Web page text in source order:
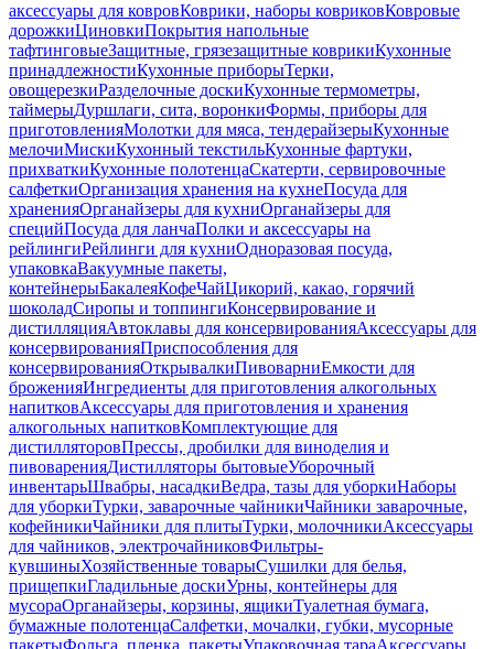
аксессуары для ковровКоврики, наборы ковриковКовровые
дорожкиЦиновкиПокрытия напольные
тафтинговыеЗащитные, грязезащитные коврикиКухонные
принадлежностиКухонные приборыТерки,
овощерезкиРазделочные доскиКухонные термометры,
таймерыДуршлаги, сита, воронкиФормы, приборы для
приготовленияМолотки для мяса, тендерайзерыКухонные
мелочиМискиКухонный текстильКухонные фартуки,
прихваткиКухонные полотенцаСкатерти, сервировочные
салфеткиОрганизация хранения на кухнеПосуда для
храненияОрганайзеры для кухниОрганайзеры для
специйПосуда для ланчаПолки и аксессуары на
рейлингиРейлинги для кухниОдноразовая посуда,
упаковкаВакуумные пакеты,
контейнерыБакалеяКофеЧайЦикорий, какао, горячий
шоколадСиропы и топпингиКонсервирование и
дистилляцияАвтоклавы для консервированияАксессуары для
консервированияПриспособления для
консервированияОткрывалкиПивоварниЕмкости для
броженияИнгредиенты для приготовления алкогольных
напитковАксессуары для приготовления и хранения
алкогольных напитковКомплектующие для
дистилляторовПрессы, дробилки для виноделия и
пивоваренияДистилляторы бытовыеУборочный
инвентарьШвабры, насадкиВедра, тазы для уборкиНаборы
для уборкиТурки, заварочные чайникиЧайники заварочные,
кофейникиЧайники для плитыТурки, молочникиАксессуары
для чайников, электрочайниковФильтры-
кувшиныХозяйственные товарыСушилки для белья,
прищепкиГладильные доскиУрны, контейнеры для
мусораОрганайзеры, корзины, ящикиТуалетная бумага,
бумажные полотенцаСалфетки, мочалки, губки, мусорные
пакетыФольга, пленка, пакетыУпаковочная тараАксессуары